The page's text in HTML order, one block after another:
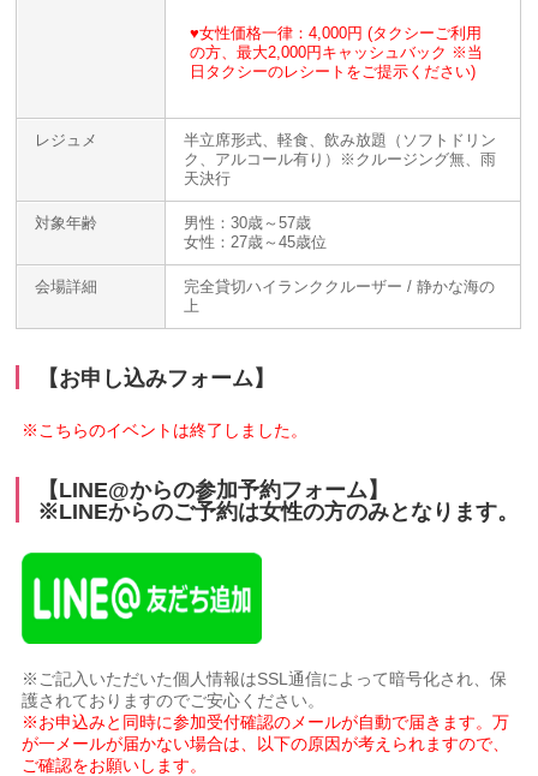
♥女性価格一律：4,000円 (タクシーご利用
の方、最大2,000円キャッシュバック ※当
日タクシーのレシートをご提示ください)
レジュメ
半立席形式、軽食、飲み放題（ソフトドリン
ク、アルコール有り）※クルージング無、雨
天決行
対象年齢
男性：30歳～57歳
女性：27歳～45歳位
会場詳細
完全貸切ハイランククルーザー / 静かな海の
上
【お申し込みフォーム】
※こちらのイベントは終了しました。
【LINE@からの参加予約フォーム】
※LINEからのご予約は女性の方のみとなります。
※ご記入いただいた個人情報はSSL通信によって暗号化され、保
護されておりますのでご安心ください。
※お申込みと同時に参加受付確認のメールが自動で届きます。万
が一メールが届かない場合は、以下の原因が考えられますので、
ご確認をお願いします。